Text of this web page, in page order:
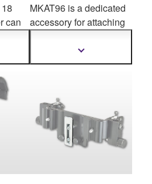
can
MKAT96 is a dedicated
accessory for attaching
Yamaha Marching Bell
MBL Series or Yamaha
MTC9600 (marching
drum carrier) or
MTS8200 (marching
drum stand).
더
자
보
기